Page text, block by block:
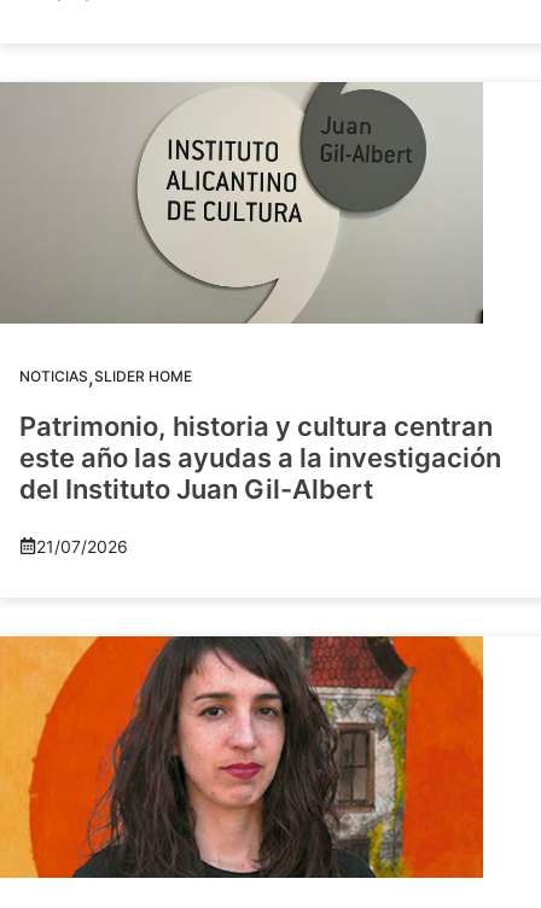
NOTICIAS,SLIDER HOME
Patrimonio, historia y cultura centran
este año las ayudas a la investigación
del Instituto Juan Gil-Albert
21/07/2026